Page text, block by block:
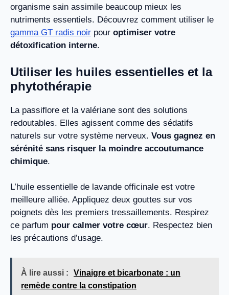
organisme sain assimile beaucoup mieux les
nutriments essentiels. Découvrez comment utiliser le
gamma GT radis noir pour optimiser votre
détoxification interne.
Utiliser les huiles essentielles et la
phytothérapie
La passiflore et la valériane sont des solutions
redoutables. Elles agissent comme des sédatifs
naturels sur votre système nerveux. Vous gagnez en
sérénité sans risquer la moindre accoutumance
chimique.
L’huile essentielle de lavande officinale est votre
meilleure alliée. Appliquez deux gouttes sur vos
poignets dès les premiers tressaillements. Respirez
ce parfum pour calmer votre cœur. Respectez bien
les précautions d’usage.
À lire aussi :
Vinaigre et bicarbonate : un
remède contre la constipation